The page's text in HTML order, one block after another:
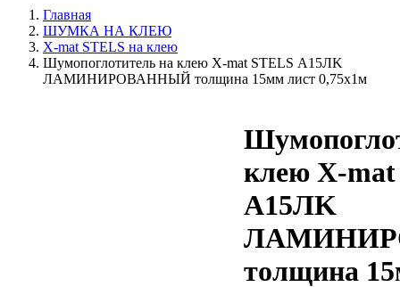
Главная
ШУМКА НА КЛЕЮ
Х-mat STELS на клею
Шумопоглотитель на клею X-mat STELS А15ЛK
ЛАМИНИРОВАННЫЙ толщина 15мм лист 0,75х1м
клею X-
А15ЛK
толщина